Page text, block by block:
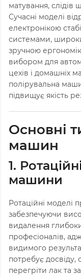
матування, слідів
Сучасні моделі
електронікою
системами,
зручною
вибором для
цехів і домашніх
полірувальна
підвищує якість
Основні
машин
1.
машини
Ротаційні моделі
забезпечуючи
видалення
професіоналів,
видимого
потребує досвіду,
перегріти лак та